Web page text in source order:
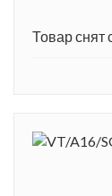
Товар снят